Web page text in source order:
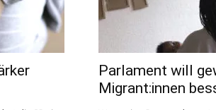
Parlament will
Migrant:innen